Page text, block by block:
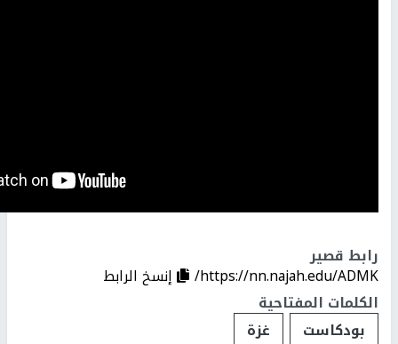
رابط قصير
https://nn.najah.edu/ADMK/
إنسخ الرابط
الكلمات المفتاحية
بودكاست
غزة